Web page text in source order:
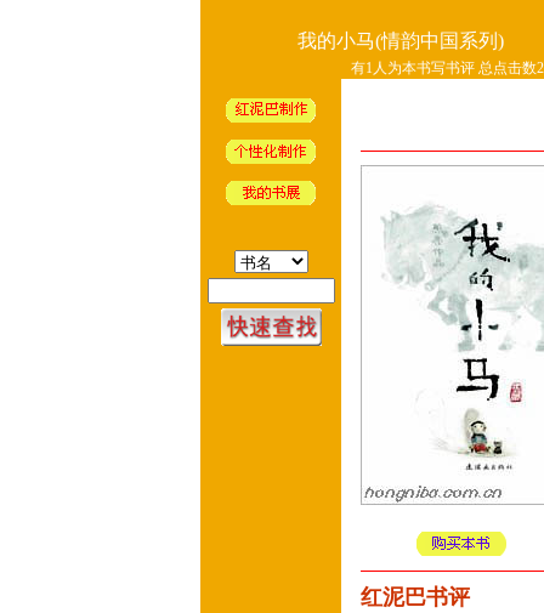
我的小马(情韵中国系列)
有1人为本书写书评 总点击数
红泥巴书评